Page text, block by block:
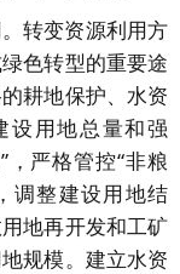
转变资源利用方
色转型的重要途
耕地保护、水资
设用地总量和强
，严格管控“非粮
调整建设用地结
地再开发和工矿
规模。建立水资